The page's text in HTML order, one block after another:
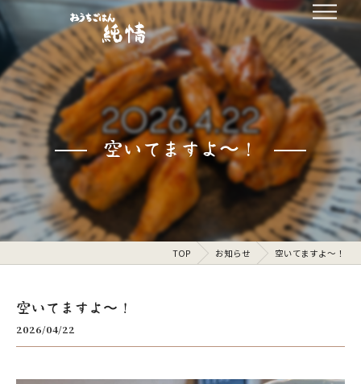
空いてますよ〜！
TOP お知らせ 空いてますよ〜！
空いてますよ〜！
2026/04/22